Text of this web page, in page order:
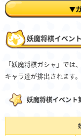
▼ガ
妖魔将棋イベン
「妖魔将棋ガシャ」で
キャラ達が排出されます。
妖魔将棋イベント